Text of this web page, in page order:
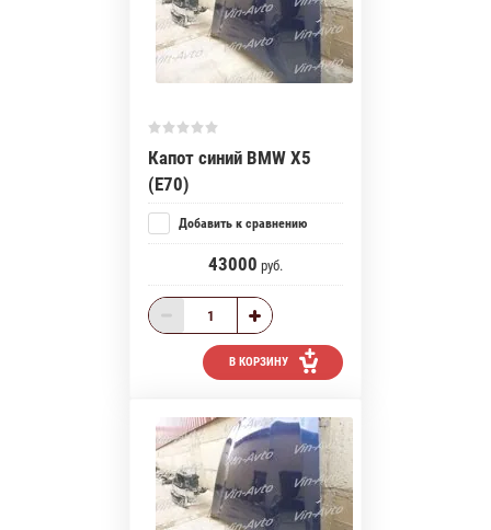
Капот синий BMW X5
(E70)
Добавить к сравнению
43000 руб.
В КОРЗИНУ